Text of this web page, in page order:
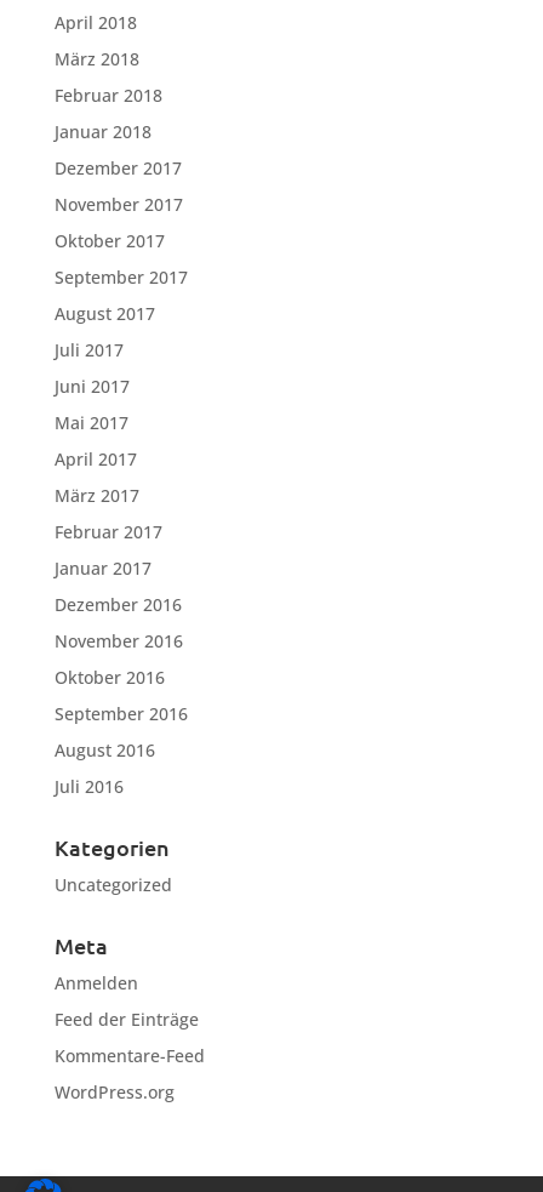
April 2018
März 2018
Februar 2018
Januar 2018
Dezember 2017
November 2017
Oktober 2017
September 2017
August 2017
Juli 2017
Juni 2017
Mai 2017
April 2017
März 2017
Februar 2017
Januar 2017
Dezember 2016
November 2016
Oktober 2016
September 2016
August 2016
Juli 2016
Kategorien
Uncategorized
Meta
Anmelden
Feed der Einträge
Kommentare-Feed
WordPress.org